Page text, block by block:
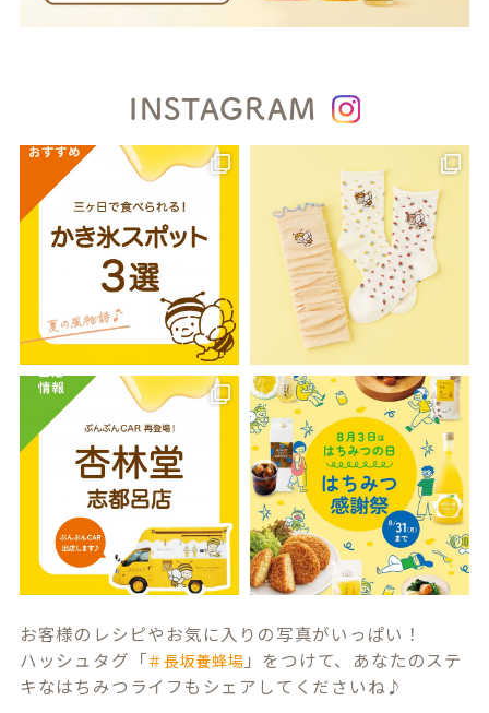
INSTAGRAM
お客様のレシピやお気に入りの写真がいっぱい！
ハッシュタグ「＃長坂養蜂場 」をつけて、あなたのステ
キなはちみつライフもシェアしてくださいね♪